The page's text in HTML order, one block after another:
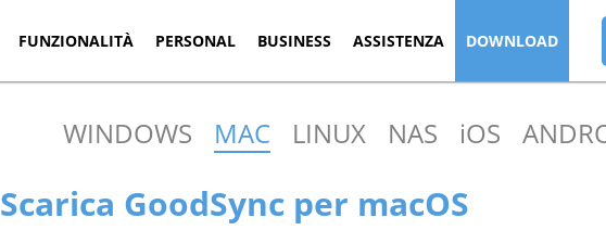
FUNZIONALITÀ PERSONAL BUSINESS ASSISTENZA DOWNLOAD
WINDOWS MAC LINUX NAS iOS
Scarica GoodSync per macOS